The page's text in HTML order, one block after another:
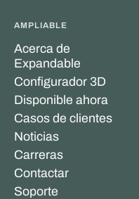
AMPLIABLE
Acerca de
Expandable
Configurador 3D
Disponible ahora
Casos de clientes
Noticias
Carreras
Contactar
Soporte